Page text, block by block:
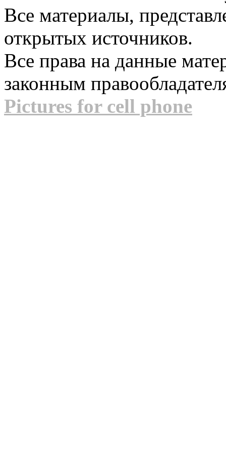
Все материалы,
открытых источников.
Все права на данные
законным
Pictures for cell phone